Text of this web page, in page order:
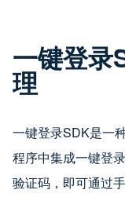
一键登录
理
一键登录SDK是一
程序中集成一键登
验证码，即可通过